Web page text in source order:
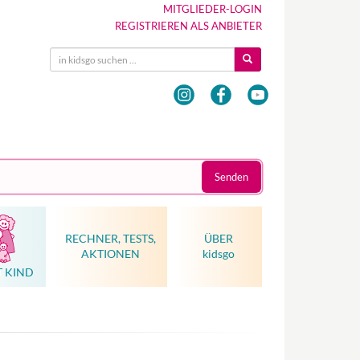
MITGLIEDER-LOGIN
REGISTRIEREN ALS ANBIETER
Senden
KIND
RECHNER, TESTS,
AKTIONEN
ÜBER
kidsgo